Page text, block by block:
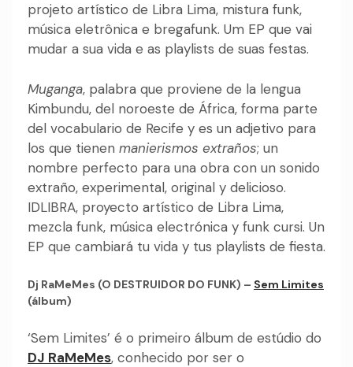
projeto artístico de Libra Lima, mistura funk,
música eletrônica e bregafunk. Um EP que vai
mudar a sua vida e as playlists de suas festas.
Muganga, palabra que proviene de la lengua
Kimbundu, del noroeste de África, forma parte
del vocabulario de Recife y es un adjetivo para
los que tienen manierismos extraños; un
nombre perfecto para una obra con un sonido
extraño, experimental, original y delicioso.
IDLIBRA, proyecto artístico de Libra Lima,
mezcla funk, música electrónica y funk cursi. Un
EP que cambiará tu vida y tus playlists de fiesta.
Dj RaMeMes (O DESTRUIDOR DO FUNK) – Sem Limites
(álbum)
‘Sem Limites’ é o primeiro álbum de estúdio do
DJ RaMeMes, conhecido por ser o